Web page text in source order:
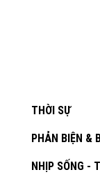
THỜI SỰ
PHẢN BIỆN &
NHỊP SỐNG -